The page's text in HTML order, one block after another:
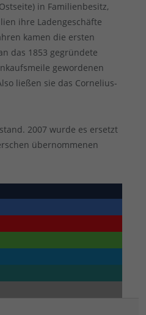
in Familienbesitz,
ihre Ladengeschäfte
kamen die ersten
das 1853 gegründete
gewordenen
ließen sie das Cornelius-
2007 wurde es ersetzt
übernommenen